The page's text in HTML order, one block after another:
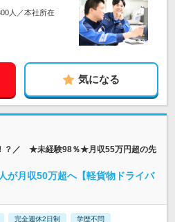
人／本社所在
気になる
？／ ★未経験98％★月収55万円超の先
が月収50万超へ【軽貨物ドライバ
完全週休2日制 学歴不問